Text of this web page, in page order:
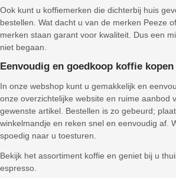
Ook kunt u koffiemerken die dichterbij huis
bestellen. Wat dacht u van de merken Peeze
merken staan garant voor kwaliteit. Dus een
niet begaan.
Eenvoudig en goedkoop koffie kopen
In onze webshop kunt u gemakkelijk en
onze overzichtelijke website en ruime aanbod
gewenste artikel. Bestellen is zo gebeurd;
winkelmandje en reken snel en eenvoudig af.
spoedig naar u toesturen.
Bekijk het assortiment koffie en geniet bij u
espresso.